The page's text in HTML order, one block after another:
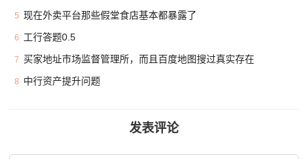
5 现在外卖平台那些假堂食店基本都暴露了
6 工行答题0.5
7 买家地址市场监督管理所，而且百度地图搜过真实存在
8 中行资产提升问题
发表评论